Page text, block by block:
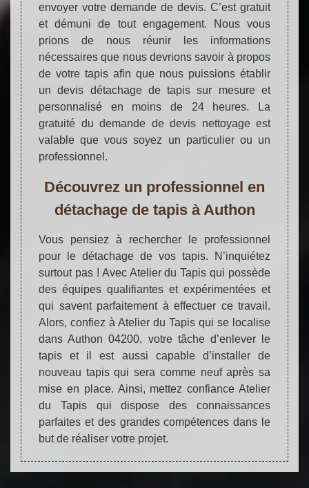
envoyer votre demande de devis. C’est gratuit
et démuni de tout engagement. Nous vous
prions de nous réunir les informations
nécessaires que nous devrions savoir à propos
de votre tapis afin que nous puissions établir
un devis détachage de tapis sur mesure et
personnalisé en moins de 24 heures. La
gratuité du demande de devis nettoyage est
valable que vous soyez un particulier ou un
professionnel.
Découvrez un professionnel en
détachage de tapis à Authon
Vous pensiez à rechercher le professionnel
pour le détachage de vos tapis. N’inquiétez
surtout pas ! Avec Atelier du Tapis qui possède
des équipes qualifiantes et expérimentées et
qui savent parfaitement à effectuer ce travail.
Alors, confiez à Atelier du Tapis qui se localise
dans Authon 04200, votre tâche d’enlever le
tapis et il est aussi capable d’installer de
nouveau tapis qui sera comme neuf après sa
mise en place. Ainsi, mettez confiance Atelier
du Tapis qui dispose des connaissances
parfaites et des grandes compétences dans le
but de réaliser votre projet.